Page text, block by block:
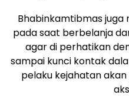
Bhabinkamtibmas
pada saat berbelanja
agar di perhatikan
sampai kunci kontak
pelaku kejahatan